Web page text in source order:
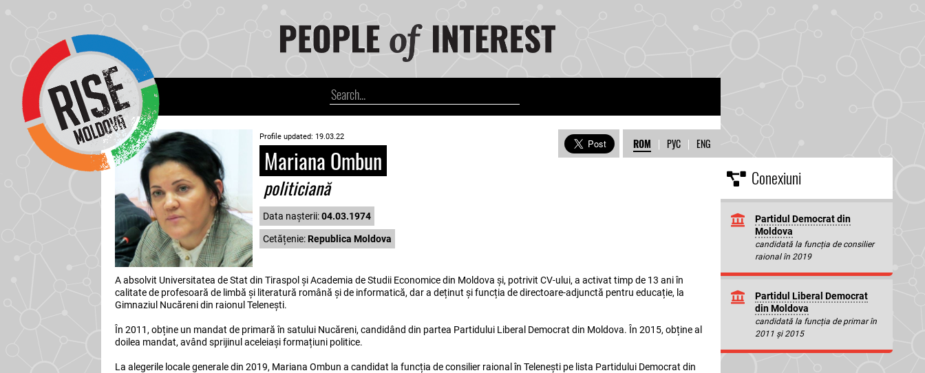
ENG
|
РУС
|
ROM
Profile updated: 19.03.22
Mariana Ombun
politiciană
Data nașterii:04.03.1974
Cetățenie: Republica Moldova
A absolvit Universitatea de Stat din Tiraspol și Academia de Studii Economice din Moldova și, potrivit CV-ului, a activat timp de 13 ani în
calitate de profesoară de limbă și literatură română și de informatică, dar a deținut și funcția de directoare-adjunctă pentru educație, la
Gimnaziul Nucăreni din raionul Telenești.
În 2011, obține un mandat de primară în satului Nucăreni, candidând din partea Partidului Liberal Democrat din Moldova. În 2015, obține al
doilea mandat, având sprijinul aceleiași formațiuni politice.
La alegerile locale generale din 2019, Mariana Ombun a candidat la funcția de consilier raional în Telenești pe lista Partidului Democrat din
Conexiuni
Partidul Democrat din
Moldova
candidată la funcția de consilier
raional în 2019
Partidul Liberal Democrat
din Moldova
candidată la funcția de primar în
2011 și 2015